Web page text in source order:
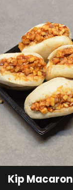
Kip Macaron